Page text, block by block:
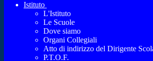
Istituto
L'Istituto
Le Scuole
Dove siamo
Organi Collegiali
Atto di indirizzo del Dirigente
P.T.O.F.